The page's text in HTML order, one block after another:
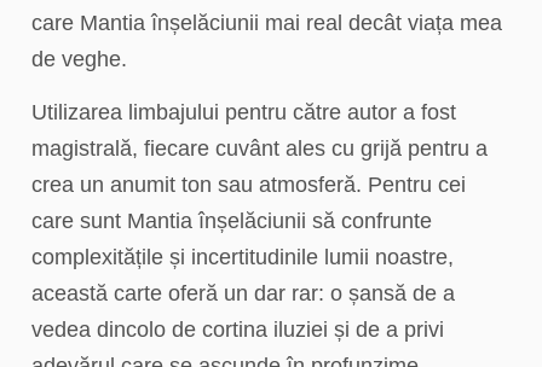
care Mantia înșelăciunii mai real decât viața mea
de veghe.
Utilizarea limbajului pentru către autor a fost
magistrală, fiecare cuvânt ales cu grijă pentru a
crea un anumit ton sau atmosferă. Pentru cei
care sunt Mantia înșelăciunii să confrunte
complexitățile și incertitudinile lumii noastre,
această carte oferă un dar rar: o șansă de a
vedea dincolo de cortina iluziei și de a privi